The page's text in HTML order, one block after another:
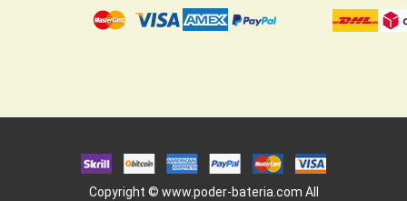
Copyright © www.poder-bateria.com All